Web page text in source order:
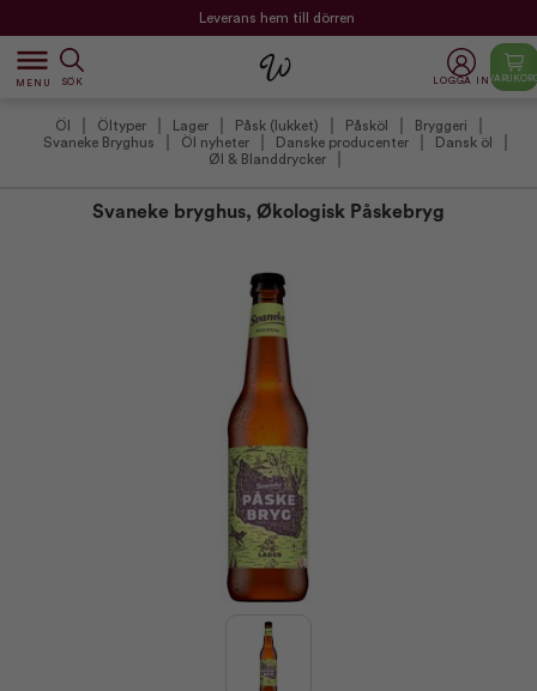
Leverans hem till dörren
dehaze
MENU SÖK LOGGA IN
Öl Öltyper Lager Påsk (lukket) Påsköl
Bryggeri
Svaneke Bryghus
Öl nyheter Danske producenter
Dansk öl
Øl & Blanddrycker
Svaneke bryghus, Økologisk Påskebryg